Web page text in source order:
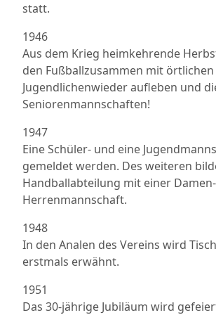
statt.
1946
Aus dem Krieg heimkehrende
den Fußballzusammen mit örtlichen
Jugendlichenwieder aufleben und
Seniorenmannschaften!
1947
Eine Schüler- und eine
gemeldet werden. Des weiteren
Handballabteilung mit einer
Herrenmannschaft.
1948
In den Analen des Vereins wird
erstmals erwähnt.
1951
Das 30-jährige Jubiläum wird